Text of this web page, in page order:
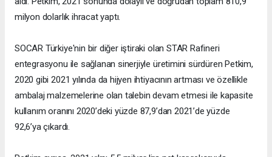
milyon dolarlık ihracat yaptı.
SOCAR Türkiye'nin bir diğer iştiraki olan STAR Rafineri
entegrasyonu ile sağlanan sinerjiyle üretimini sürdüren Petkim,
2020 gibi 2021 yılında da hijyen ihtiyacının artması ve özellikle
ambalaj malzemelerine olan talebin devam etmesi ile kapasite
kullanım oranını 2020’deki yüzde 87,9’dan 2021’de yüzde
92,6’ya çıkardı.